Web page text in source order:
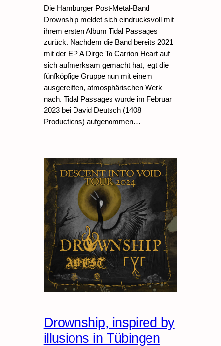
Die Hamburger Post-Metal-Band
Drownship meldet sich eindrucksvoll mit
ihrem ersten Album Tidal Passages
zurück. Nachdem die Band bereits 2021
mit der EP A Dirge To Carrion Heart auf
sich aufmerksam gemacht hat, legt die
fünfköpfige Gruppe nun mit einem
ausgereiften, atmosphärischen Werk
nach. Tidal Passages wurde im Februar
2023 bei David Deutsch (1408
Productions) aufgenommen…
Drownship, inspired by
illusions in Tübingen